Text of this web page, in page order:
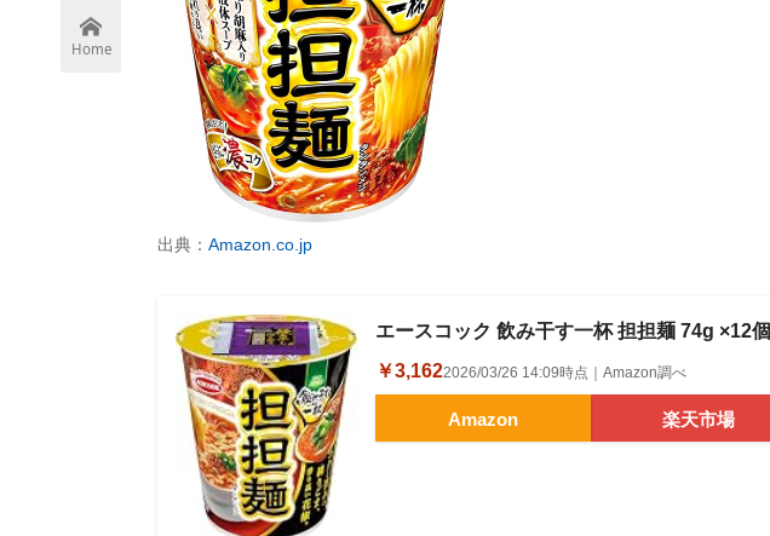
Home
出典： Amazon.co.jp
エースコック 飲み干す一杯 担担麺 74g ×12個
￥3,1622026/03/26 14:09時点｜Amazon調べ
Amazon 楽天市場